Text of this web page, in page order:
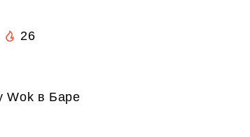
26
Wok в Баре